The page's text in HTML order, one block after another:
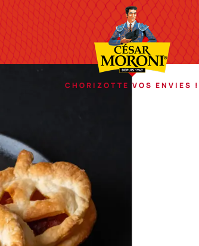
Cesar Moroni
CHORIZOTTE VOS ENVIES !